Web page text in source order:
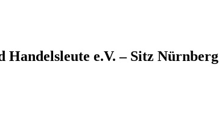
Handelsleute e.V. – Sitz Nürnberg